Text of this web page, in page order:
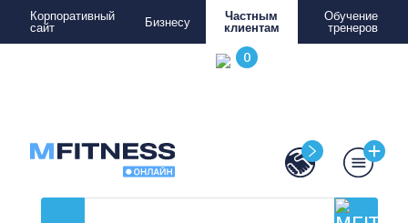
Корпоративный
сайт
Бизнесу
Частным
клиентам
Обучение
тренеров